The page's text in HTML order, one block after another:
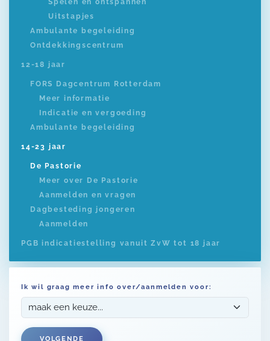
Spelen en ontspannen
Uitstapjes
Ambulante begeleiding
Ontdekkingscentrum
12-18 jaar
FORS Dagcentrum Rotterdam
Meer informatie
Indicatie en vergoeding
Ambulante begeleiding
14-23 jaar
De Pastorie
Meer over De Pastorie
Aanmelden en vragen
Dagbesteding jongeren
Aanmelden
PGB indicatiestelling vanuit ZvW tot 18 jaar
Ik wil graag meer info over/aanmelden voor:
VOLGENDE